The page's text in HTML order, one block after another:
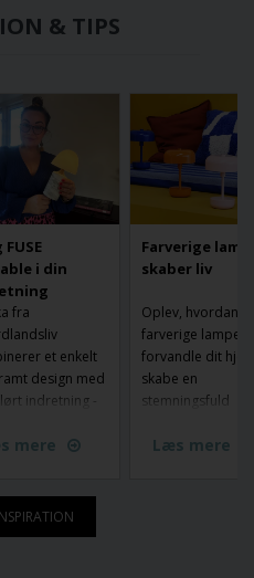
& TIPS
i din
fra
et enkelt
design med
indretning -
fra Made by
mere
Farverige
skaber liv
Oplev, hvordan
farverige lamper
forvandle dit
skabe en
stemningsfuld
unikke designs og
Læs mere